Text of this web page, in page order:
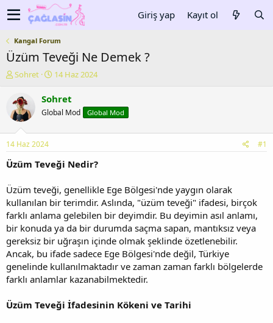
Giriş yap Kayıt ol
Kangal Forum
Üzüm Teveği Ne Demek ?
K
n
u
y
b
a
ş
t
a
n
Sohret
B
ş
l
a
ç
r
i
h
i
14 Haz 2024
Sohret
Global Mod Global Mod
14 Haz 2024 #1
Üzüm Teveği Nedir?
Üzüm teveği, genellikle Ege Bölgesi'nde yaygın olarak
kullanılan bir terimdir. Aslında, "üzüm teveği" ifadesi, birçok
farklı anlama gelebilen bir deyimdir. Bu deyimin asıl anlamı,
bir konuda ya da bir durumda saçma sapan, mantıksız veya
gereksiz bir uğraşın içinde olmak şeklinde özetlenebilir.
Ancak, bu ifade sadece Ege Bölgesi'nde değil, Türkiye
genelinde kullanılmaktadır ve zaman zaman farklı bölgelerde
farklı anlamlar kazanabilmektedir.
Üzüm Teveği İfadesinin Kökeni ve Tarihi